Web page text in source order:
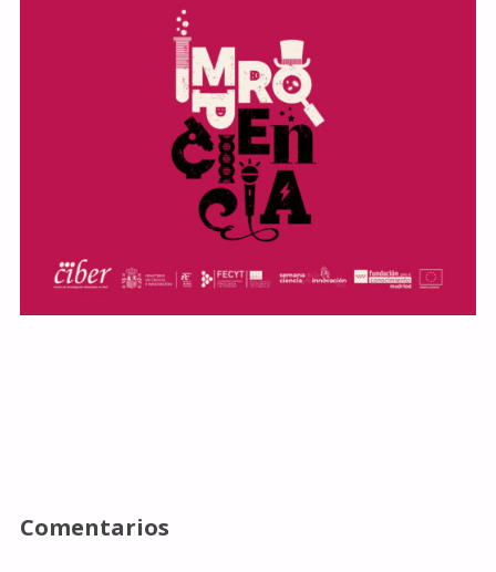
Comentarios